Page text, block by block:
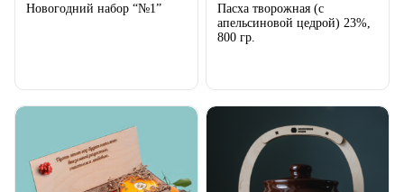
Новогодний набор “№1”
Пасха творожная (с
апельсиновой цедрой) 23%,
800 гр.